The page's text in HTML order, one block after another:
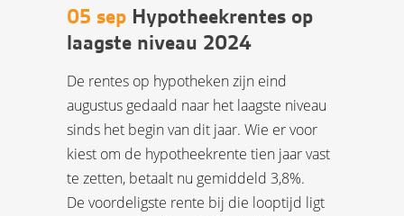
05 sep Hypotheekrentes op
laagste niveau 2024
De rentes op hypotheken zijn eind
augustus gedaald naar het laagste niveau
sinds het begin van dit jaar. Wie er voor
kiest om de hypotheekrente tien jaar vast
te zetten, betaalt nu gemiddeld 3,8%.
De voordeligste rente bij die looptijd ligt